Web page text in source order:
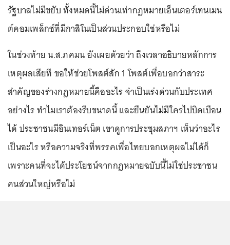
รัฐบาลไม่มีขยับ ทั้งหมดนี้ไม่ด่วนเท่ากฎหมายเอ็นเตอร์เทนเมน
ต์คอมเพล็กซ์ที่มีกาสิโนเป็นส่วนประกอบใช่หรือไม่
ในช่วงท้าย น.ส.ภคมน ยังเผยด้วยว่า ถึงเวลาอธิบายหลักการ
เหตุผลเสียที ขอให้ช่วยโพสต์สัก 1 โพสต์เพื่อบอกว่าสาระ
สำคัญของร่างกฎหมายนี้คืออะไร จำเป็นเร่งด่วนกับประเทศ
อย่างไร ทำไมเราต้องรีบขนาดนี้ และยืนยันไม่มีใครไปบิดเบือน
ได้ ประชาชนมีอินเทอร์เน็ต เขาดูการประชุมสภาฯ เห็นว่าอะไร
เป็นอะไร หรือความจริงที่พรรคเพื่อไทยบอกเหตุผลไม่ได้ก็
เพราะคนที่จะได้ประโยชน์จากกฎหมายฉบับนี้ไม่ใช่ประชาชน
คนส่วนใหญ่หรือไม่